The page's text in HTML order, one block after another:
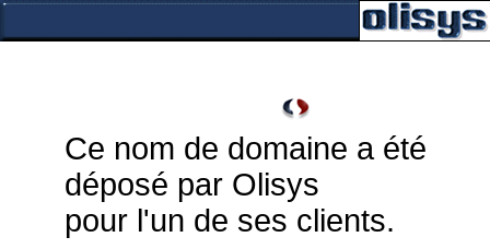
Ce nom de domaine a été
déposé par Olisys
pour l'un de ses clients.